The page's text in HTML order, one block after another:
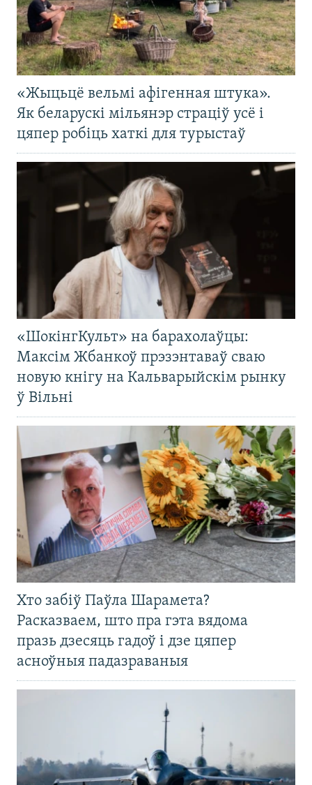
«Жыцьцё вельмі афігенная штука».
Як беларускі мільянэр страціў усё і
цяпер робіць хаткі для турыстаў
«ШокінгКульт» на барахолаўцы:
Максім Жбанкоў прэзэнтаваў сваю
новую кнігу на Кальварыйскім рынку
ў Вільні
Хто забіў Паўла Шарамета?
Расказваем, што пра гэта вядома
празь дзесяць гадоў і дзе цяпер
асноўныя падазраваныя